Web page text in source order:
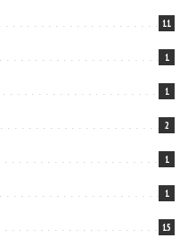
11
1
1
2
1
1
15